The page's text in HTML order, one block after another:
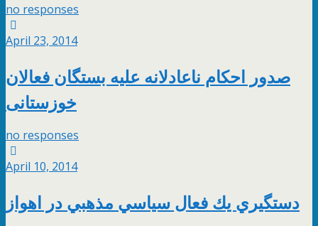
no responses
April 23, 2014
صدور احکام ناعادلانه علیه بستگان فعالان
خوزستانی
no responses
April 10, 2014
دستگيري يك فعال سياسي مذهبي در اهواز